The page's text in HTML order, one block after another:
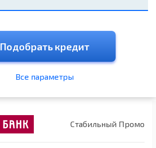
Подобрать кредит
Все параметры
Стабильный Промо